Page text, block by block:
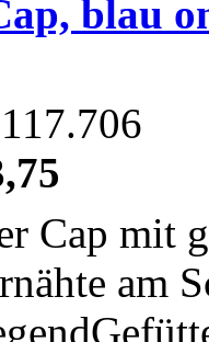
blau
Cap mit
am